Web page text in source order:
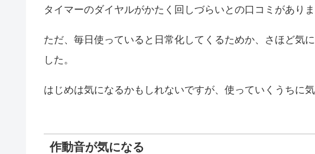
タイマーのダイヤルがかたく回しづらいとの口コミがありま
ただ、毎日使っていると日常化してくるためか、さほど気
した。
はじめは気になるかもしれないですが、使っていくうちに
作動音が気になる